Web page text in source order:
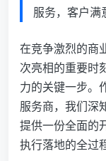
服务，客户满
在竞争激烈的商
次亮相的重要时
力的关键一步。
服务商，我们深
提供一份全面的
执行落地的全过